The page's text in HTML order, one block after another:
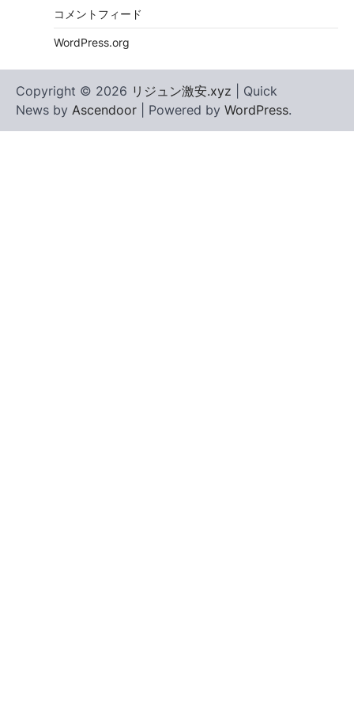
コメントフィード
WordPress.org
Copyright © 2026 リジュン激安.xyz | Quick
News by Ascendoor | Powered by WordPress.